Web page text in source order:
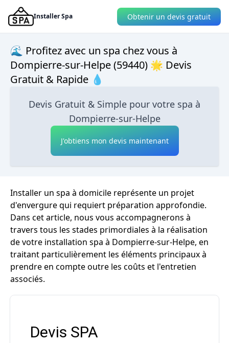
Installer Spa Obtenir un devis gratuit
🌊 Profitez avec un spa chez vous à
Dompierre-sur-Helpe (59440) 🌟 Devis
Gratuit & Rapide 💧
Devis Gratuit & Simple pour votre spa à
Dompierre-sur-Helpe
J'obtiens mon devis maintenant
Installer un spa à domicile représente un projet
d'envergure qui requiert préparation approfondie.
Dans cet article, nous vous accompagnerons à
travers tous les stades primordiales à la réalisation
de votre installation spa à Dompierre-sur-Helpe, en
traitant particulièrement les éléments principaux à
prendre en compte outre les coûts et l'entretien
associés.
Devis SPA